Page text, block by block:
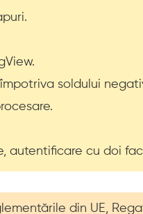
soldului
autentificare cu doi
din UE,